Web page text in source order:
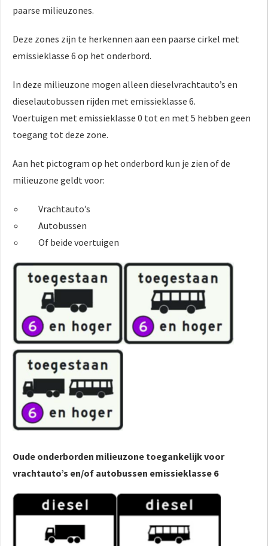
paarse milieuzones.
Deze zones zijn te herkennen aan een paarse cirkel met
emissieklasse 6 op het onderbord.
In deze milieuzone mogen alleen dieselvrachtauto’s en
dieselautobussen rijden met emissieklasse 6.
Voertuigen met emissieklasse 0 tot en met 5 hebben geen
toegang tot deze zone.
Aan het pictogram op het onderbord kun je zien of de
milieuzone geldt voor:
Vrachtauto’s
Autobussen
Of beide voertuigen
Oude onderborden milieuzone toegankelijk voor
vrachtauto’s en/of autobussen emissieklasse 6